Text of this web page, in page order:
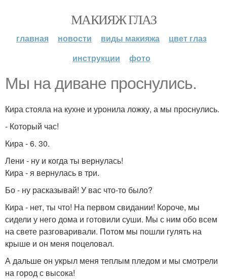
МАКИЯЖ ГЛАЗ
главная новости виды макияжа
цвет глаз
инструкции
фото
Мы на диване проснулись.
Кира стояла на кухне и уронила ложку, а мы проснулись.
- Который час!
Кира - 6. 30.
Лени - ну и когда ты вернулась!
Кира - я вернулась в три.
Бо - ну расказывай! У вас что-то было?
Кира - нет, ты что! На первом свидании! Короче, мы
сидели у него дома и готовили суши. Мы с ним обо всем
на свете разговаривали. Потом мы пошли гулять на
крыше и он меня поцеловал.
А дальше он укрыл меня теплым пледом и мы смотрели
на город с высока!